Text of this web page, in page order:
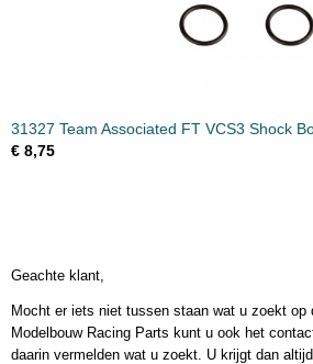
31327 Team Associated FT VCS3 Shock
€ 8,75
Geachte klant,
Mocht er iets niet tussen staan wat u zoekt op
Modelbouw Racing Parts kunt u ook het
daarin vermelden wat u zoekt. U krijgt dan